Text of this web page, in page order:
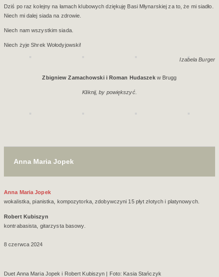
Dziś po raz kolejny na łamach klubowych dziękuję Basi Młynarskiej za to, że mi siadło.
Niech mi dalej siada na zdrowie.
Niech nam wszystkim siada.
Niech żyje Shrek Wołodyjowski!
Izabela Burger
Zbigniew Zamachowski i Roman Hudaszekw Brugg
Kliknij, by powiększyć.
Anna Maria Jopek
Anna Maria Jopek
wokalistka, pianistka, kompozytorka, zdobywczyni 15 płyt złotych i platynowych.
Robert Kubiszyn
kontrabasista, gitarzysta basowy.
8 czerwca 2024
Duet Anna Maria Jopek i Robert Kubiszyn | Foto: Kasia Stańczyk